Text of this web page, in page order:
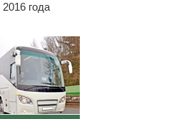
2016 года